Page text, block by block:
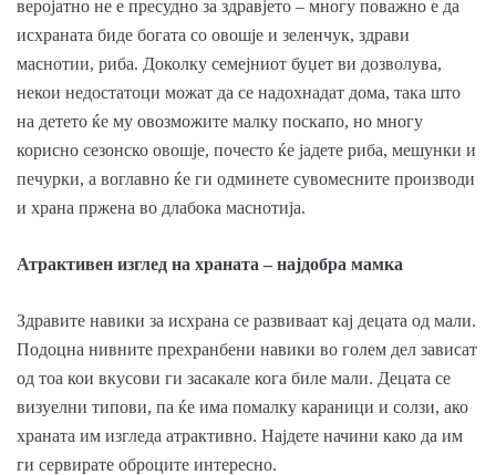
веројатно не е пресудно за здравјето – многу поважно е да
исхраната биде богата со овошје и зеленчук, здрави
маснотии, риба. Доколку семејниот буџет ви дозволува,
некои недостатоци можат да се надохнадат дома, така што
на детето ќе му овозможите малку поскапо, но многу
корисно сезонско овошје, почесто ќе јадете риба, мешунки и
печурки, а воглавно ќе ги одминете сувомесните производи
и храна пржена во длабока маснотија.
Атрактивен изглед на храната – најдобра мамка
Здравите навики за исхрана се развиваат кај децата од мали.
Подоцна нивните прехранбени навики во голем дел зависат
од тоа кои вкусови ги засакале кога биле мали. Децата се
визуелни типови, па ќе има помалку караници и солзи, ако
храната им изгледа атрактивно. Најдете начини како да им
ги сервирате оброците интересно.